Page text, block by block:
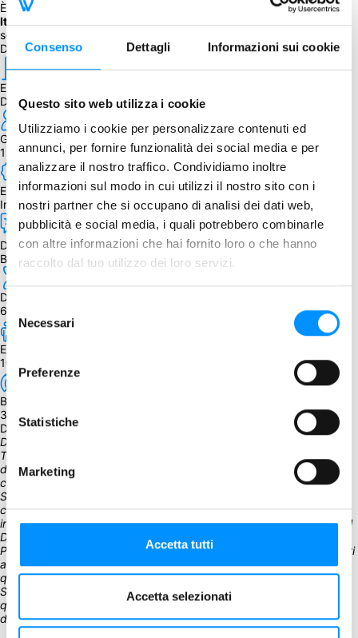
Consenso Dettagli Informazioni sui cookie
Questo sito web utilizza i cookie
Utilizziamo i cookie per personalizzare contenuti ed
annunci, per fornire funzionalità dei social media e per
analizzare il nostro traffico. Condividiamo inoltre
informazioni sul modo in cui utilizzi il nostro sito con i
nostri partner che si occupano di analisi dei dati web,
pubblicità e social media, i quali potrebbero combinarle
con altre informazioni che hai fornito loro o che hanno
raccolto dal tuo utilizzo dei loro servizi.
Selezione
del
consenso
Necessari
Preferenze
Statistiche
Marketing
Accetta tutti
Accetta selezionati
È possibile acquistare anche
Castle
Itter
separatemente durante il processo d'acquisto.
Dettagli
Editore
DVG
Giocatori
1
Edizione
Inglese
Dipendenza dalla lingua
Bassa
Durata
60 - 75 min.
Età
10+
BGG Weight
3.00
Descrizione
Danzica (l'odierna Gdańsk) è nata nel 1920, in conformità con il
Trattato di Versailles del 1919. Nei due decenni successivi la città
divenne un motivo di frizione delle relazioni polacco-tedesche, che
culminarono nella crisi di Danzica del 1939. Il primo giorno della
Seconda Guerra Mondiale, le forze tedesche si mossero per
conquistare le installazioni polacche a Danzica. Due delle
installazioni erano in stato di allerta e avevano l'ordine di resistere: il
Deposito di transito militare sulla penisola di Westerplatte e l'Ufficio
Postale polacco n. 1. Il personale dell'ufficio postale respinse ripetuti
assalti e fu costretto ad arrendersi solo dopo un giorno di assedio,
quando l'ufficio postale fu cosparso di benzina e dato alle fiamme.
Sebbene la propaganda tedesca considerasse inutili e fallimentari
questi atti di sfida, furono visti dal popolo polacco come simbolici
della loro posizione contro un aggressore materialmente superiore.